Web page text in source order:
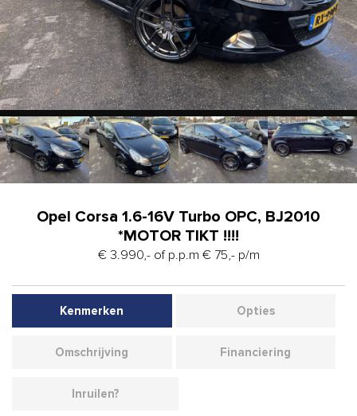
Opel Corsa 1.6-16V Turbo OPC, BJ2010
*MOTOR TIKT !!!!
€ 3.990,- of p.p.m € 75,- p/m
Kenmerken Opties
Omschrijving Financiering
Inruilen?